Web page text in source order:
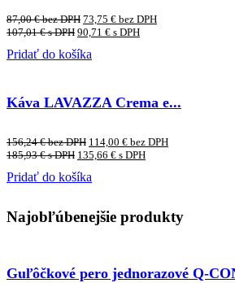
87,00€bez DPH 73,75 € bez DPH
107,01€s DPH 90,71 € s DPH
Pridať do košíka
Káva LAVAZZA Crema e...
156,24€bez DPH 114,00 € bez DPH
185,93€s DPH 135,66 € s DPH
Pridať do košíka
Najobľúbenejšie produkty
Guľôčkové pero jednorazové Q-